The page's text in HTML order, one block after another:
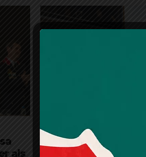
als
Els Bombers de
un simulacre
forestal a Collserola
Amb el seu
tecnologies
processar
web. Pot
qualsevol
nostra
"acceptar"